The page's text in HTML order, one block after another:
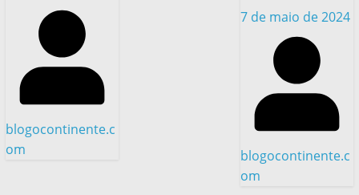
blogocontinente.c
om
7 de maio de 2024
blogocontinente.c
om